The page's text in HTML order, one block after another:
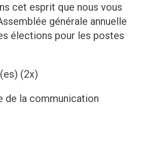
cet esprit que nous vous
générale annuelle
élections pour les postes
(2x)
de la communication